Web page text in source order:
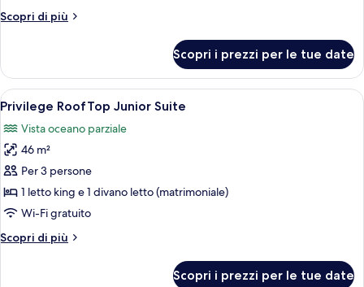
Scopri di più
Altri
Junior
Suite
Scopri i prezzi per le tue date
Apri
tutte
le
foto
per
Privilege
RoofTop
Suite
Una moderna camera d'albergo con
5
Privilege RoofTop Junior Suite
Vista oceano parziale
46 m²
Per 3 persone
1 letto king e 1 divano letto (matrimoniale)
Wi-Fi gratuito
Scopri di più
Altri
Scopri i prezzi per le tue date